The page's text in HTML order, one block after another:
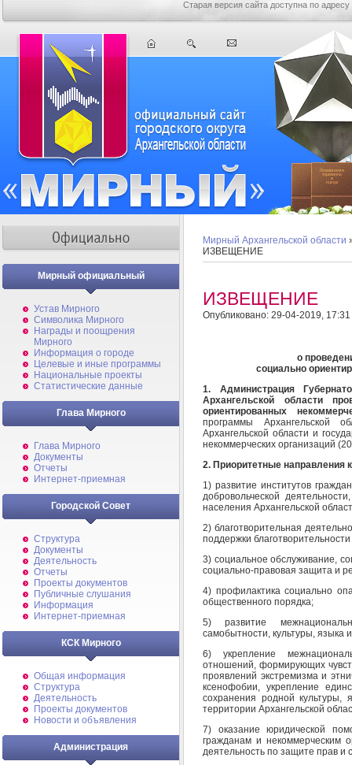
Старая версия сайта доступна по адресу
Мирный официальный
Устав Мирного
Символика Мирного
Награды и поощрения
Мирного
Информация о городе
Целевые и иные программы
Национальные проекты
Статистические данные
Глава Мирного
Глава Мирного
Документы
Отчеты
Интернет-приемная
Городской Совет
Структура
Документы
Деятельность
Отчеты
Проекты документов
Публичные слушания
Информация
Интернет-приемная
КСК Мирного
Общая информация
Структура
Деятельность
Проекты документов
Новости и объявления
Администрация
Мирный Архангельской области
ИЗВЕЩЕНИЕ
ИЗВЕЩЕНИЕ
Опубликовано: 29-04-2019, 17:31
о
социально
1. Администрация
Архангельской области
ориентированных
программы Архангельской
Архангельской области и
некоммерческих организаций
2. Приоритетные направления
1) развитие институтов
добровольческой
населения Архангельской
2) благотворительная
поддержки
3) социальное обслуживание,
социально-правовая защита и
4) профилактика социально
общественного порядка;
5) развитие
самобытности, культуры, языка
6) укрепление
отношений, формирующих
проявлений экстремизма и
ксенофобии, укрепление
сохранения родной культуры,
территории Архангельской
7) оказание юридической
гражданам и некоммерческим
деятельность по защите прав и